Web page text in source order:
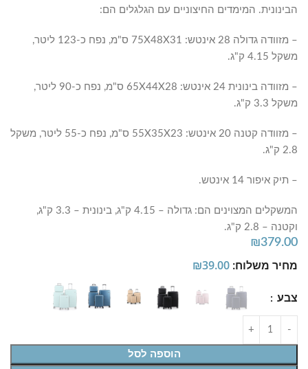
הבינונית. המימדים החיצוניים עם הגלגלים הם:
– מזוודה גדולה 28 אינטש: 75X48X31 ס"מ, נפח כ-123 ליטר,
משקל 4.15 ק"ג.
– מזוודה בינונית 24 אינטש: 65X44X28 ס"מ, נפח כ-90 ליטר,
משקל 3.3 ק"ג.
– מזוודה קטנה 20 אינטש: 55X35X23 ס"מ, נפח כ-55 ליטר, משקל
2.8 ק"ג.
– תיק איפור 14 אינטש.
המשקלים המצוינים הם: גדולה – 4.15 ק"ג, בינונית – 3.3 ק"ג,
וקטנה – 2.8 ק"ג.
₪379.00
מחיר משלוח: ₪39.00
צבע
הוספה לסל